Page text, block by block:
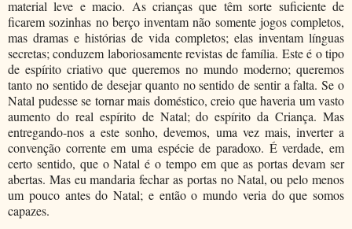
material leve e macio. As crianças que têm sorte suficiente de
ficarem sozinhas no berço inventam não somente jogos completos,
mas dramas e histórias de vida completos; elas inventam línguas
secretas; conduzem laboriosamente revistas de família. Este é o tipo
de espírito criativo que queremos no mundo moderno; queremos
tanto no sentido de desejar quanto no sentido de sentir a falta. Se o
Natal pudesse se tornar mais doméstico, creio que haveria um vasto
aumento do real espírito de Natal; do espírito da Criança. Mas
entregando-nos a este sonho, devemos, uma vez mais, inverter a
convenção corrente em uma espécie de paradoxo. É verdade, em
certo sentido, que o Natal é o tempo em que as portas devam ser
abertas. Mas eu mandaria fechar as portas no Natal, ou pelo menos
um pouco antes do Natal; e então o mundo veria do que somos
capazes.